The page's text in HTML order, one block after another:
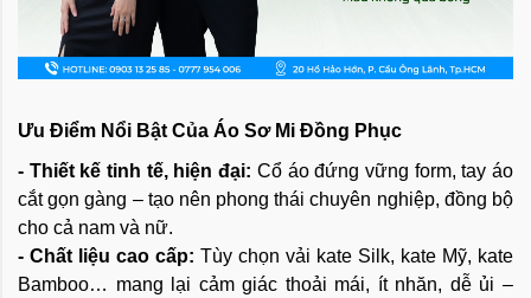
Ưu Điểm Nổi Bật Của Áo Sơ Mi Đồng Phục
- Thiết kế tinh tế, hiện đại: Cổ áo đứng vững form, tay áo
cắt gọn gàng – tạo nên phong thái chuyên nghiệp, đồng bộ
cho cả nam và nữ.
- Chất liệu cao cấp: Tùy chọn vải kate Silk, kate Mỹ, kate
Bamboo… mang lại cảm giác thoải mái, ít nhăn, dễ ủi –